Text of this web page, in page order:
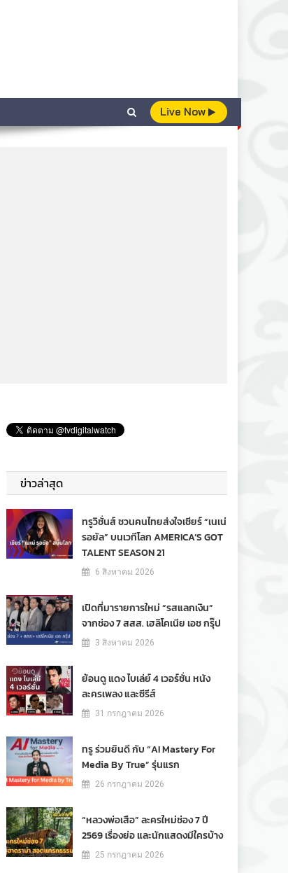
Live Now
ข่าวล่าสุด
ทรูวิชั่นส์ ชวนคนไทยส่งใจเชียร์ “เนเน่
รอยัล” บนเวทีโลก AMERICA’S GOT
TALENT SEASON 21
6 สิงหาคม 2026
เปิดที่มารายการใหม่ “รสแลกเงิน”
จากช่อง 7 สสส. เฮลิโคเนีย เอช กรุ๊ป
3 สิงหาคม 2026
ย้อนดู แดง ไบเล่ย์ 4 เวอร์ชั่น หนัง
ละครเพลง และซีรีส์
31 กรกฎาคม 2026
ทรู ร่วมยินดี กับ “AI Mastery For
Media By True” รุ่นแรก
26 กรกฎาคม 2026
“หลวงพ่อเสือ” ละครใหม่ช่อง 7 ปี
2569 เรื่องย่อ และนักแสดงมีใครบ้าง
25 กรกฎาคม 2026